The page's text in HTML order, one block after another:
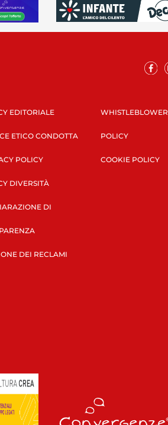
EDITORIALE
ETICO CONDOTTA
POLICY
DIVERSITÀ
DI
DEI RECLAMI
WHISTLEBLOWER
POLICY
COOKIE POLICY